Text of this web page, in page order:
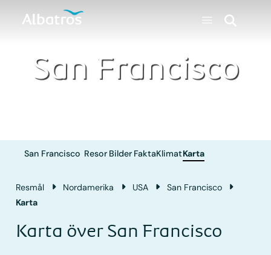
San Francisco
San Francisco Resor Bilder FaktaKlimatKarta
Resmål Nordamerika USA
San Francisco
Karta
Karta över San Francisco